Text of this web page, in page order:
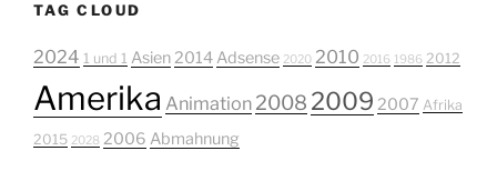
TAG CLOUD
2024 1 und 1 Asien2014 Adsense 2020 2010 2016 1986 2012
Amerika Animation 2008 2009 2007 Afrika
2015 2028 2006 Abmahnung